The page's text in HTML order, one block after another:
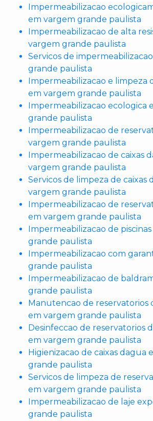
Impermeabilizacao
em vargem grande paulista
Impermeabilizacao de alta
vargem grande paulista
Servicos de
grande paulista
Impermeabilizacao e limpeza
em vargem grande paulista
Impermeabilizacao ecologica
grande paulista
Impermeabilizacao de
vargem grande paulista
Impermeabilizacao de caixas
vargem grande paulista
Servicos de limpeza de caixas
vargem grande paulista
Impermeabilizacao de
em vargem grande paulista
Impermeabilizacao de
grande paulista
Impermeabilizacao com
grande paulista
Impermeabilizacao de
grande paulista
Manutencao de reservatorios
em vargem grande paulista
Desinfeccao de reservatorios
em vargem grande paulista
Higienizacao de caixas dagua
grande paulista
Servicos de limpeza de
em vargem grande paulista
Impermeabilizacao de laje
grande paulista